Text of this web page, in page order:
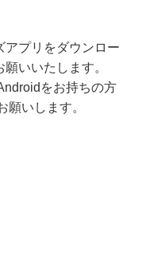
アプリをダウンロー
いいたします。
をお持ちの方
いします。